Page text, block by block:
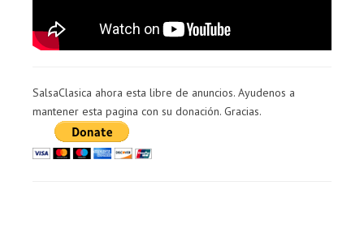
SalsaClasica ahora esta libre de anuncios. Ayudenos a
mantener esta pagina con su donación. Gracias.